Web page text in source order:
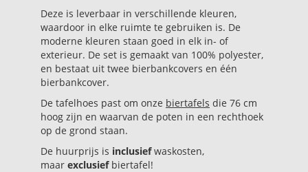
Deze is leverbaar in verschillende kleuren,
waardoor in elke ruimte te gebruiken is. De
moderne kleuren staan goed in elk in- of
exterieur. De set is gemaakt van 100% polyester,
en bestaat uit twee bierbankcovers en één
bierbankcover.
De tafelhoes past om onze biertafels die 76 cm
hoog zijn en waarvan de poten in een rechthoek
op de grond staan.
De huurprijs is inclusiefwaskosten,
maar exclusiefbiertafel!